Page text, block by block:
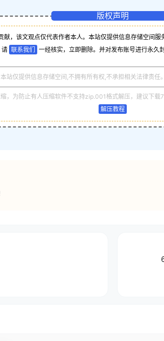
版权声明
献，该文观点仅代表作者本人。本站仅提供信息存储空间
请 联系我们 一经核实，立即删除。并对发布账号进行永久封
本站仅提供信息存储空间,不拥有所有权,不承担相关法律责任
，为防止有人压缩软件不支持zip.001格式解压，建议下
解压教程